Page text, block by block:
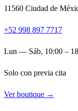
11560 Ciudad de
+52 998 897 7717
Lun — Sáb, 10:00 –
Solo con previa cita
Ver boutique →